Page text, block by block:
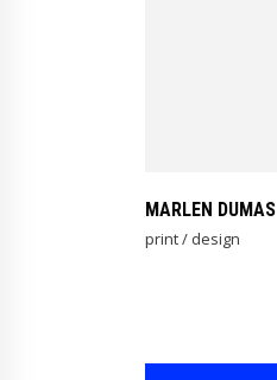
MARLEN DUMAS
print / design